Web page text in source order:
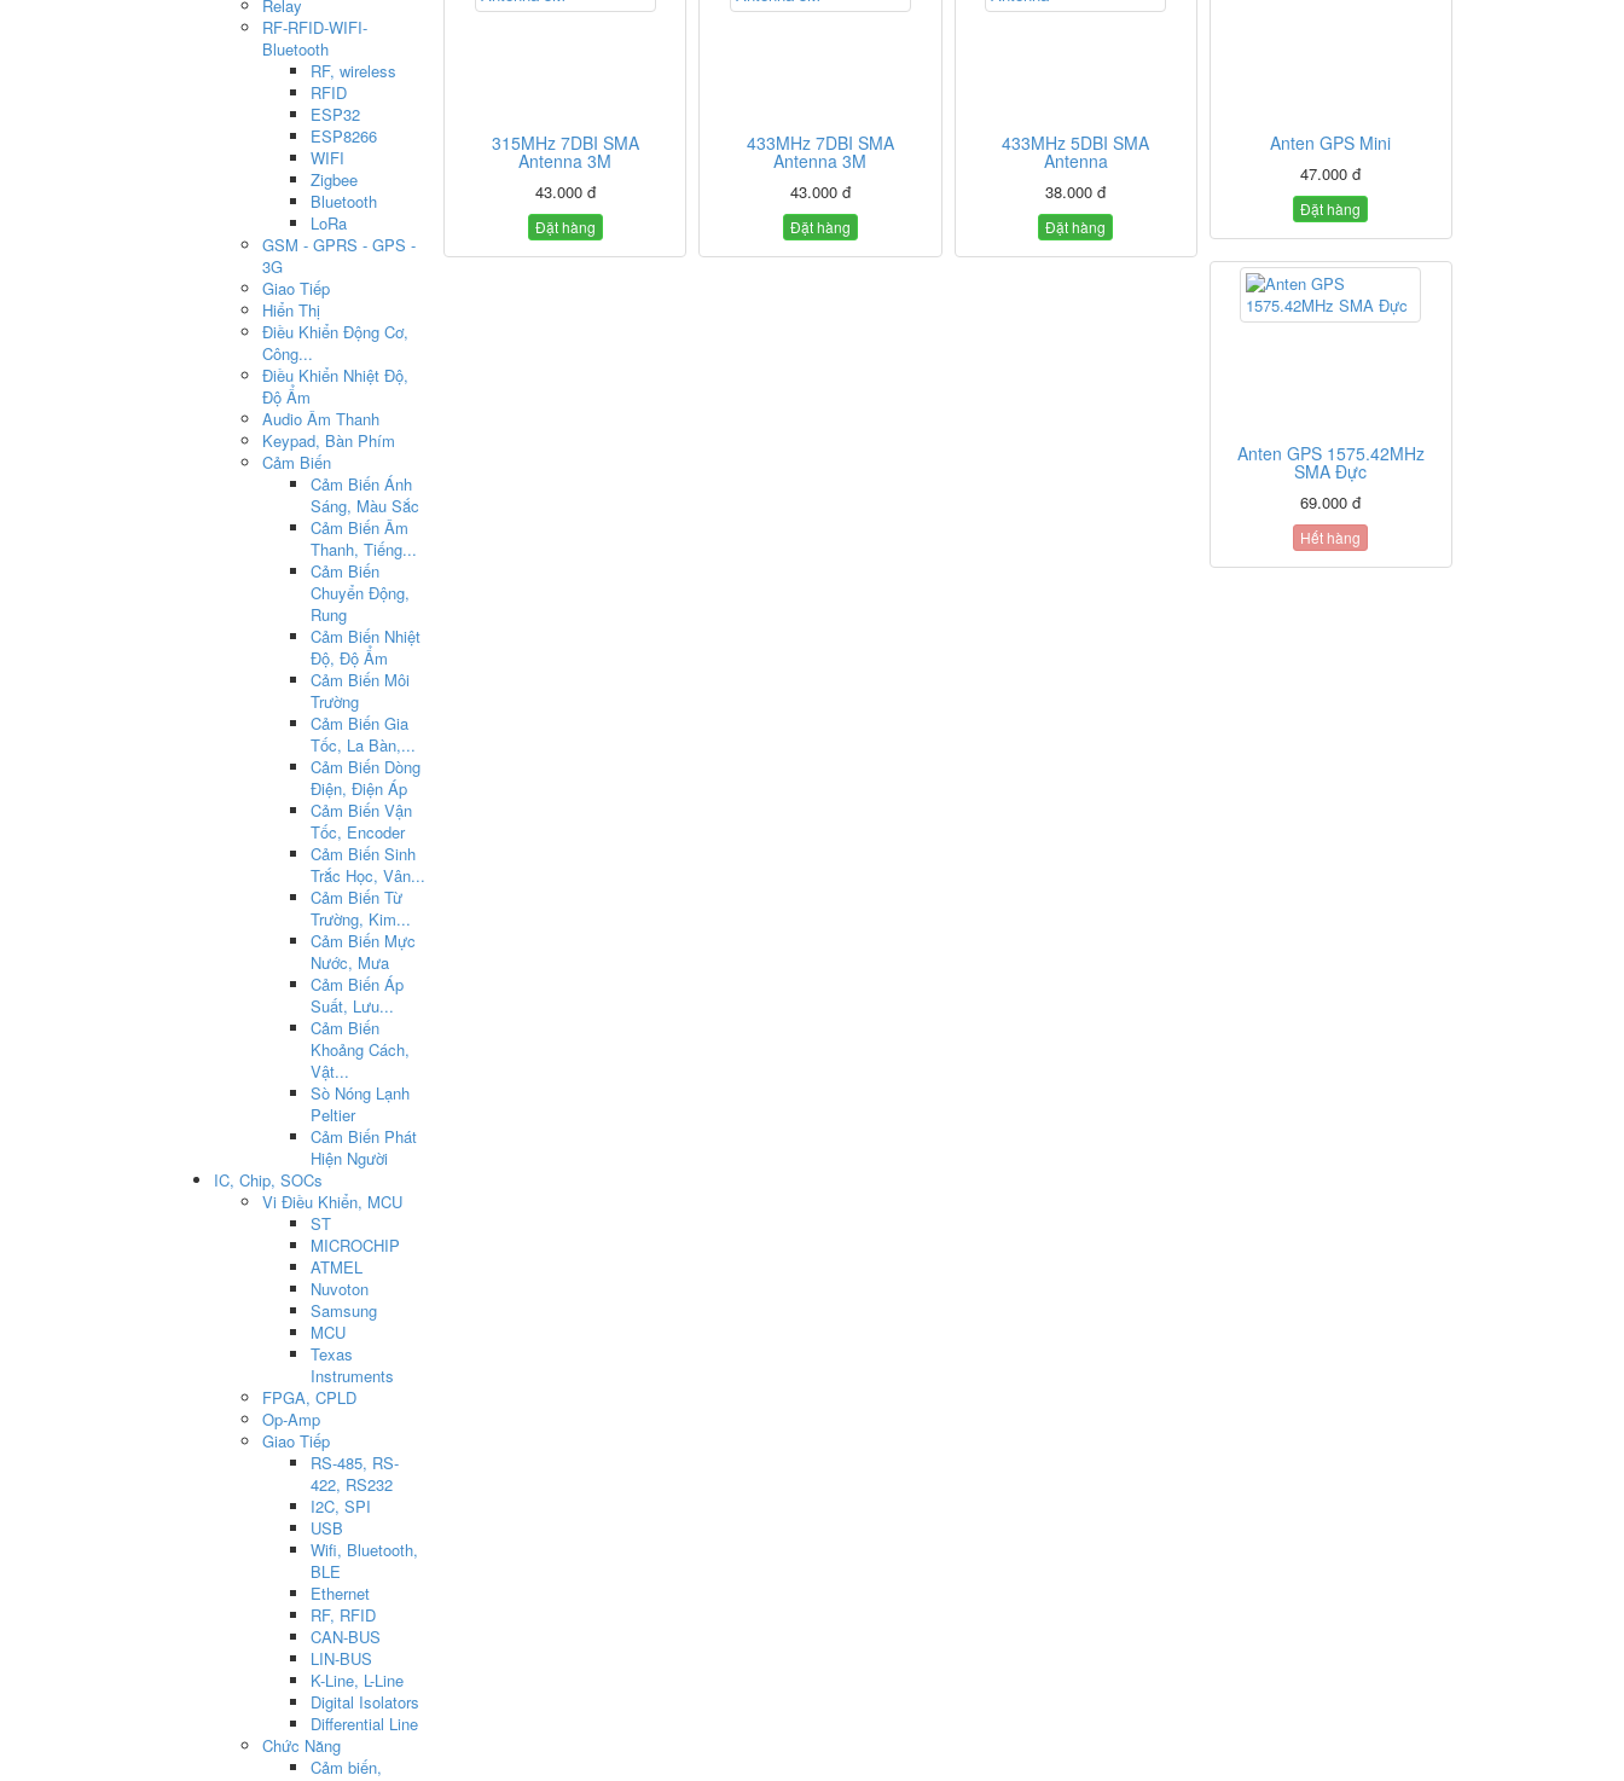
315MHz 7DBI SMA
Antenna 3M
43.000 đ
Đặt hàng
433MHz 7DBI SMA
Antenna 3M
43.000 đ
Đặt hàng
433MHz 5DBI SMA
Antenna
38.000 đ
Đặt hàng
Anten GPS Mini
47.000 đ
Đặt hàng
Anten GPS 1575.42MHz
SMA Đực
69.000 đ
Hết hàng
Relay
RF-RFID-WIFI-
Bluetooth
RF, wireless
RFID
ESP32
ESP8266
WIFI
Zigbee
Bluetooth
LoRa
GSM - GPRS - GPS -
3G
Giao Tiếp
Hiển Thị
Điều Khiển Động Cơ,
Công...
Điều Khiển Nhiệt Độ,
Độ Ẩm
Audio Âm Thanh
Keypad, Bàn Phím
Cảm Biến
Cảm Biến Ánh
Sáng, Màu Sắc
Cảm Biến Âm
Thanh, Tiếng...
Cảm Biến
Chuyển Động,
Rung
Cảm Biến Nhiệt
Độ, Độ Ẩm
Cảm Biến Môi
Trường
Cảm Biến Gia
Tốc, La Bàn,...
Cảm Biến Dòng
Điện, Điện Áp
Cảm Biến Vận
Tốc, Encoder
Cảm Biến Sinh
Trắc Học, Vân...
Cảm Biến Từ
Trường, Kim...
Cảm Biến Mực
Nước, Mưa
Cảm Biến Áp
Suất, Lưu...
Cảm Biến
Khoảng Cách,
Vật...
Sò Nóng Lạnh
Peltier
Cảm Biến Phát
Hiện Người
IC, Chip, SOCs
Vi Điều Khiển, MCU
ST
MICROCHIP
ATMEL
Nuvoton
Samsung
MCU
Texas
Instruments
FPGA, CPLD
Op-Amp
Giao Tiếp
RS-485, RS-
422, RS232
I2C, SPI
USB
Wifi, Bluetooth,
BLE
Ethernet
RF, RFID
CAN-BUS
LIN-BUS
K-Line, L-Line
Digital Isolators
Differential Line
Chức Năng
Cảm biến,